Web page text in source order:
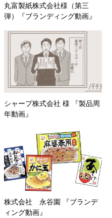
丸富製紙株式会社様（第三
弾）『ブランディング動画』
シャープ株式会社 様 『製品周
年動画』
株式会社 永谷園 『ブランデ
ィング動画』